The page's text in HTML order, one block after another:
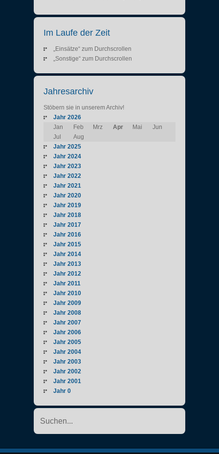
Im Laufe der Zeit
„Einsätze“ zum Durchscrollen
„Sonstige“ zum Durchscrollen
Jahresarchiv
Stöbern sie in unserem Archiv!
Jahr 2026
Jan
Feb Mrz Apr Mai
Jun
Jul
Aug
Jahr 2025
Jahr 2024
Jahr 2023
Jahr 2022
Jahr 2021
Jahr 2020
Jahr 2019
Jahr 2018
Jahr 2017
Jahr 2016
Jahr 2015
Jahr 2014
Jahr 2013
Jahr 2012
Jahr 2011
Jahr 2010
Jahr 2009
Jahr 2008
Jahr 2007
Jahr 2006
Jahr 2005
Jahr 2004
Jahr 2003
Jahr 2002
Jahr 2001
Jahr 0